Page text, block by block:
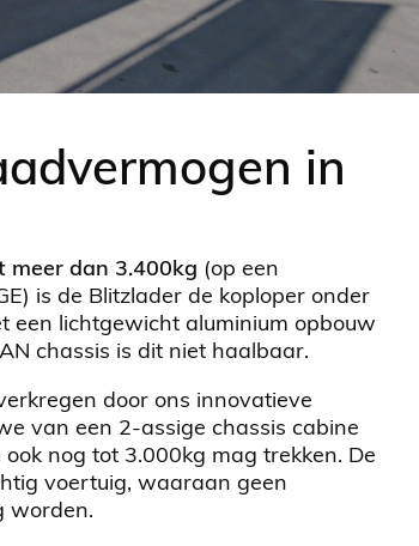
in
meer dan 3.400kg (op een
is de Blitzlader de koploper onder
een lichtgewicht aluminium opbouw
chassis is dit niet haalbaar.
door ons innovatieve
van een 2-assige chassis cabine
nog tot 3.000kg mag trekken. De
voertuig, waaraan geen
worden.